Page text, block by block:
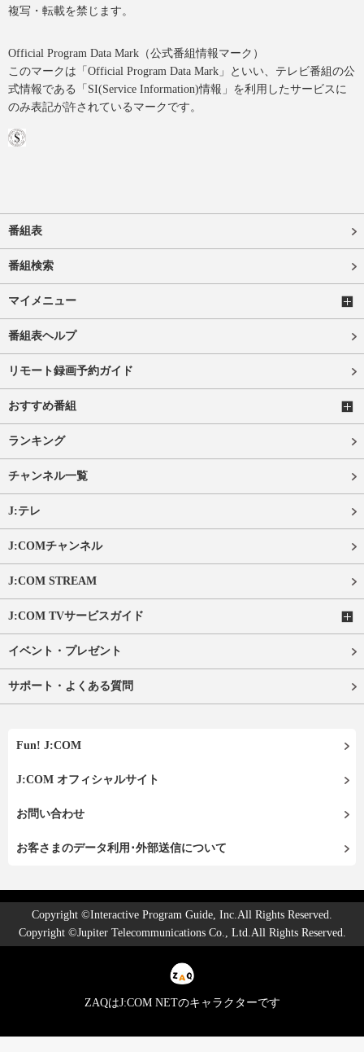
複写・転載を禁じます。
Official Program Data Mark（公式番組情報マーク）
このマークは「Official Program Data Mark」といい、テレビ番組の公
式情報である「SI(Service Information)情報」を利用したサービスに
のみ表記が許されているマークです。
番組表
番組検索
マイメニュー
番組表ヘルプ
リモート録画予約ガイド
おすすめ番組
ランキング
チャンネル一覧
J:テレ
J:COMチャンネル
J:COM STREAM
J:COM TVサービスガイド
イベント・プレゼント
サポート・よくある質問
Fun! J:COM
J:COM オフィシャルサイト
お問い合わせ
お客さまのデータ利用･外部送信について
Copyright ©Interactive Program Guide, Inc.All Rights Reserved.
Copyright ©Jupiter Telecommunications Co., Ltd.All Rights Reserved.
ZAQはJ:COM NETのキャラクターです